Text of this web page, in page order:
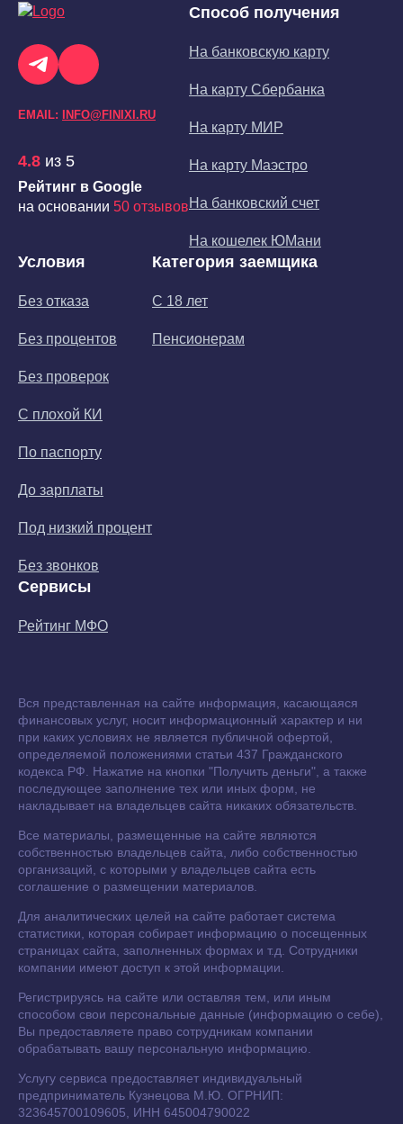
EMAIL: INFO@FINIXI.RU
4.8 из 5
Рейтинг в Google
на основании 50 отзывов
Способ получения
На банковскую карту
На карту Сбербанка
На карту МИР
На карту Маэстро
На банковский счет
На кошелек ЮМани
Условия
Без отказа
Без процентов
Без проверок
С плохой КИ
По паспорту
До зарплаты
Под низкий процент
Без звонков
Категория заемщика
С 18 лет
Пенсионерам
Сервисы
Рейтинг МФО
Вся представленная на сайте информация, касающаяся
финансовых услуг, носит информационный характер и ни
при каких условиях не является публичной офертой,
определяемой положениями статьи 437 Гражданского
кодекса РФ. Нажатие на кнопки "Получить деньги", а также
последующее заполнение тех или иных форм, не
накладывает на владельцев сайта никаких обязательств.
Все материалы, размещенные на сайте являются
собственностью владельцев сайта, либо собственностью
организаций, с которыми у владельцев сайта есть
соглашение о размещении материалов.
Для аналитических целей на сайте работает система
статистики, которая собирает информацию о посещенных
страницах сайта, заполненных формах и т.д. Сотрудники
компании имеют доступ к этой информации.
Регистрируясь на сайте или оставляя тем, или иным
способом свои персональные данные (информацию о себе),
Вы предоставляете право сотрудникам компании
обрабатывать вашу персональную информацию.
Услугу сервиса предоставляет индивидуальный
предприниматель Кузнецова М.Ю. ОГРНИП:
323645700109605, ИНН 645004790022